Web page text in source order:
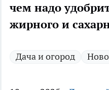
чем надо
жирного и
Дача и огород